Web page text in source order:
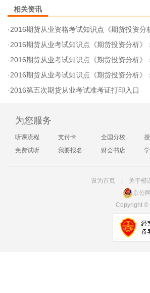
相关资讯
·2016期货从业资格考试知识点《期货投资分析》：贵金属
·2016期货从业考试知识点《期货投资分析》：能源
·2016期货从业考试知识点《期货投资分析》：期货
·2016期货从业考试知识点《期货投资分析》：技术型
·2016第五次期货从业考试准考证打印入口
为您服务
听课流程 支付卡 全国分校
免费试听
我要报名 财会书店
设为首页| 关于橙
京公
Copyright ©